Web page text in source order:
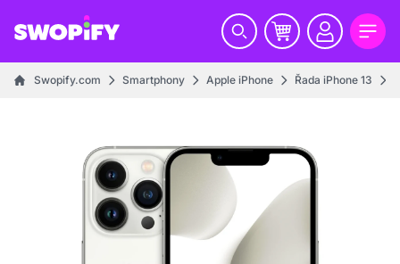
Swopify.com Smartphony Apple iPhone Řada iPhone 13